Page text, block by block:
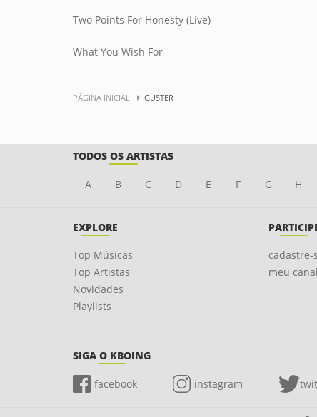
Two Points For Honesty (Live)
What You Wish For
PÁGINA INICIAL GUSTER
TODOS OS ARTISTAS
A B C D E F G H
EXPLORE
Top Músicas
Top Artistas
Novidades
Playlists
cadastre-
meu canal
SIGA O KBOING
facebook instagram